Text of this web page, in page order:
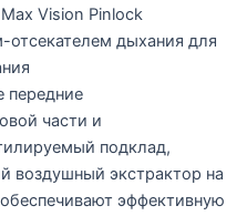
Vision Pinlock
дыхания для
передние
части и
подклад,
воздушный экстрактор на
эффективную